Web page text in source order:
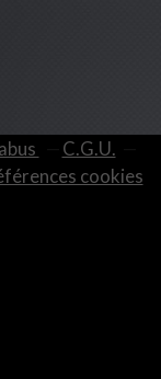
C.G.U.
cookies